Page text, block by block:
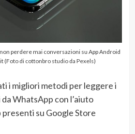
perdere mai conversazioni su App Android
(Foto di cottonbro studio da Pexels)
i migliori metodi per leggere i
WhatsApp con l’aiuto
su Google Store